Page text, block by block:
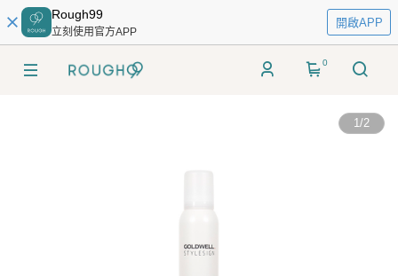
Rough99
立刻使用官方APP
開啟APP
0
1/2